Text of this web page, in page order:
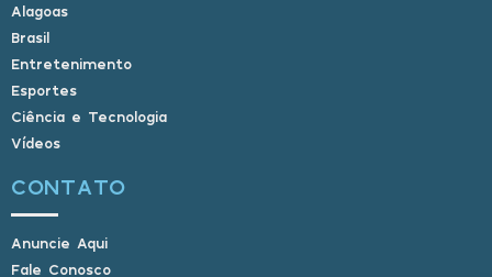
Alagoas
Brasil
Entretenimento
Esportes
Ciência e Tecnologia
Vídeos
CONTATO
Anuncie Aqui
Fale Conosco